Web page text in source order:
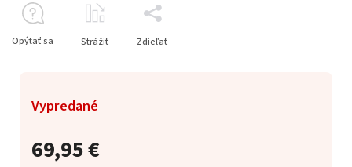
69,95 €
Vypredané
Opýtať sa Strážiť Zdieľať